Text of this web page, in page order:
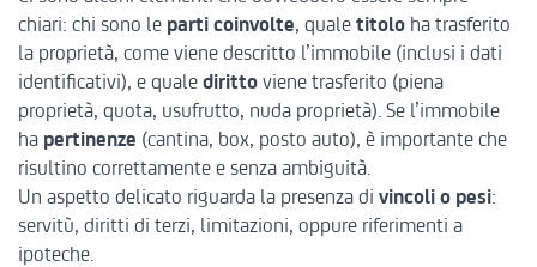
chiari: chi sono le parti coinvolte, quale titolo ha trasferito
la proprietà, come viene descritto l’immobile (inclusi i dati
identificativi), e quale diritto viene trasferito (piena
proprietà, quota, usufrutto, nuda proprietà). Se l’immobile
ha pertinenze (cantina, box, posto auto), è importante che
risultino correttamente e senza ambiguità.
Un aspetto delicato riguarda la presenza di vincoli o pesi:
servitù, diritti di terzi, limitazioni, oppure riferimenti a
ipoteche.